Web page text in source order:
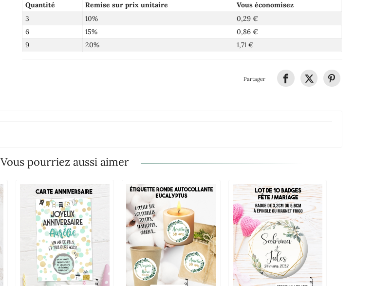
Quantité Remise sur prix unitaire
Vous économisez
3
10%
0,29 €
6
15%
0,86 €
9
20% 1,71 €
Partager
Vous pourriez aussi aimer